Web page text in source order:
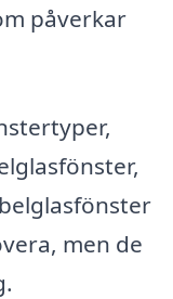
påverkar
men de